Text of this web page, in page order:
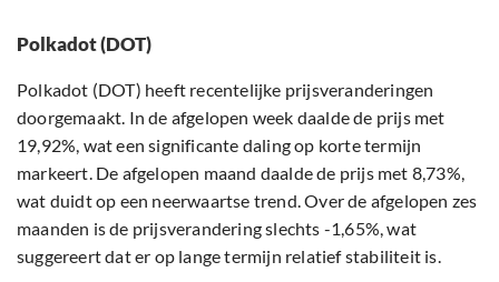
Polkadot (DOT)
Polkadot (DOT) heeft recentelijke prijsveranderingen
doorgemaakt. In de afgelopen week daalde de prijs met
19,92%, wat een significante daling op korte termijn
markeert. De afgelopen maand daalde de prijs met 8,73%,
wat duidt op een neerwaartse trend. Over de afgelopen zes
maanden is de prijsverandering slechts -1,65%, wat
suggereert dat er op lange termijn relatief stabiliteit is.